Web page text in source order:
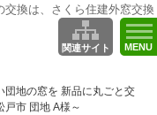
関連サイト MENU
交換は、さくら住建外窓交換
団地の窓を 新品に丸ごと交
戸市 団地 A様～